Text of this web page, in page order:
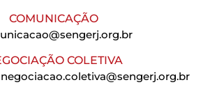
COMUNICAÇÃO
COLETIVA
negociacao.coletiva@sengerj.org.br